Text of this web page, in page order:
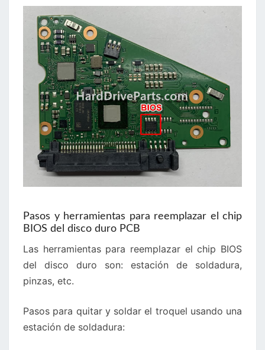
Pasos y herramientas para reemplazar el chip
BIOS del disco duro PCB
Las herramientas para reemplazar el chip BIOS
del disco duro son: estación de soldadura,
pinzas, etc.
Pasos para quitar y soldar el troquel usando una
estación de soldadura: